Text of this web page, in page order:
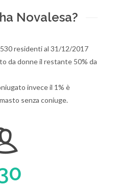
Novalesa?
residenti al 31/12/2017
da donne il restante 50% da
invece il 1% è
senza coniuge.